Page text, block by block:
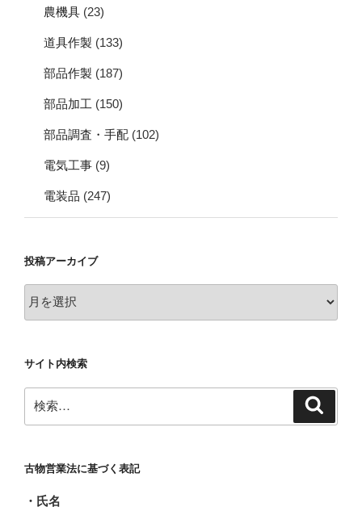
農機具 (23)
道具作製 (133)
部品作製 (187)
部品加工 (150)
部品調査・手配 (102)
電気工事 (9)
電装品 (247)
投稿アーカイブ
稿
カ
イ
ブ
サイト内検索
索:
古物営業法に基づく表記
・氏名